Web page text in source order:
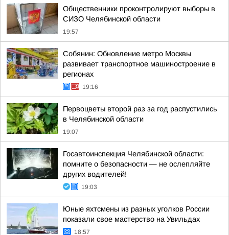
Общественники проконтролируют выборы в
СИЗО Челябинской области
19:57
Собянин: Обновление метро Москвы
развивает транспортное машиностроение в
регионах
19:16
Первоцветы второй раз за год распустились
в Челябинской области
19:07
Госавтоинспекция Челябинской области:
помните о безопасности — не ослепляйте
других водителей!
19:03
Юные яхтсмены из разных уголков России
показали свое мастерство на Увильдах
18:57